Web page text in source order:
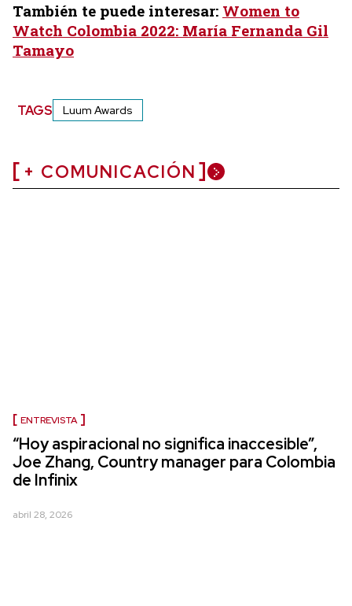
También te puede interesar: Women to
Watch Colombia 2022: María Fernanda Gil
Tamayo
TAGS Luum Awards
+ COMUNICACIÓN
ENTREVISTA
“Hoy aspiracional no significa inaccesible”,
Joe Zhang, Country manager para Colombia
de Infinix
abril 28, 2026